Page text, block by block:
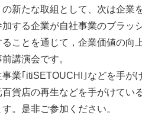
新たな取組として、次は企業
する企業が自社事業のブラッ
ことを通じて，企業価値の向
講演会です。
業｢itiSETOUCHI｣などを手が
貨店の再生などを手がけてい
。是非ご参加ください。